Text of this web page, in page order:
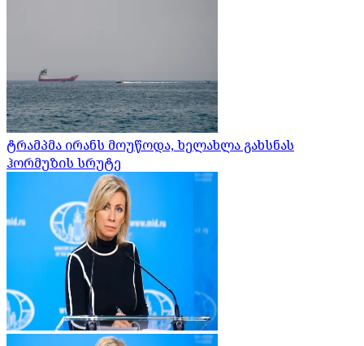
ტრამპმა ირანს მოუწოდა, ხელახლა გახსნას
ჰორმუზის სრუტე